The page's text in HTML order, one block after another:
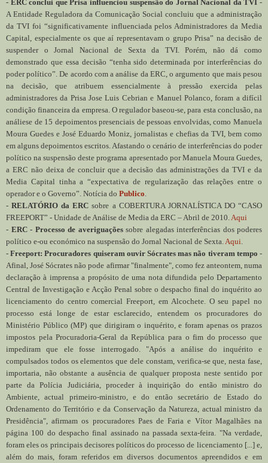
- ERC conclui que Prisa influenciou suspensão do Jornal Nacional da TVI
-
A Entidade Reguladora da Comunicação Social concluiu que a administração
da TVI foi “significativamente influenciada pelos Administradores da Media
Capital, especialmente os que aí representavam o grupo Prisa” na decisão de
suspender o Jornal Nacional de Sexta da TVI. Porém, não dá como
demonstrado que essa decisão “tenha sido determinada por interferências do
poder político”. De acordo com a análise da ERC, o argumento que mais pesou
na decisão, que atribuem essencialmente à pressão exercida pelas
administradores da Prisa Jose Luis Cebrian e Manuel Polanco, foram a difícil
condição financeira da empresa. O regulador baseou-se, para esta conclusão, na
análiese de 15 depoimentos presenciais de pessoas envolvidas, como Manuela
Moura Guedes e José Eduardo Moniz, jornalistas e chefias da TVI, bem como
em alguns depoimentos escritos. Afastando o cenário de interferências do poder
político na suspensão deste programa apresentado por Manuela Moura Guedes,
a ERC não deixa de concluir que a decisão das administrações da TVI e da
Media Capital tinha a “expectativa de regularização das relações entre o
operador e o Governo”. Notícia do Publico
-RELATÓRIO da ERC sobre a COBERTURA JORNALÍSTICA DO “CASO
FREEPORT” - Unidade de Análise de Media da ERC – Abril de 2010. Aqui
- ERC - Processo de averiguaçõessobre alegadas interferências dos poderes
político e-ou económico na suspensão do Jornal Nacional de Sexta. Aqui
-Freeport: Procuradores quiseram ouvir Sócrates mas não tiveram tempo -
Afinal, José Sócrates não pode afirmar "finalmente", como fez anteontem, numa
declaração à imprensa a propósito de uma nota difundida pelo Departamento
Central de Investigação e Acção Penal sobre o despacho final do inquérito ao
licenciamento do centro comercial Freeport, em Alcochete. O seu papel no
processo está longe de estar esclarecido, entendem os procuradores do
Ministério Público (MP) que dirigiram o inquérito, e foram apenas os prazos
impostos pela Procuradoria-Geral da República para o fim do processo que
impediram que ele fosse interrogado. "Após a análise do inquérito e
compulsados todos os elementos que dele constam, verifica-se que, nesta fase,
importaria, não obstante a ausência de qualquer proposta neste sentido por
parte da Polícia Judiciária, proceder à inquirição do então ministro do
Ambiente, actual primeiro-ministro, e do então secretário de Estado do
Ordenamento do Território e da Conservação da Natureza, actual ministro da
Presidência", afirmam os procuradores Paes de Faria e Vítor Magalhães na
página 100 do despacho final assinado na passada sexta-feira. "Na verdade,
foram eles os principais decisores políticos do processo de licenciamento [...] e,
além do mais, foram referidos em diversos documentos apreendidos e em